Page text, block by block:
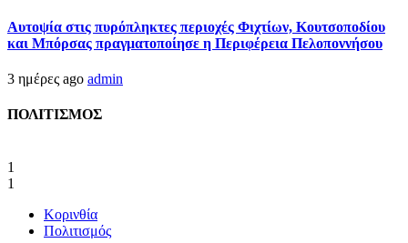
Αυτοψία στις πυρόπληκτες περιοχές Φιχτίων, Κουτσοποδίου
και Μπόρσας πραγματοποίησε η Περιφέρεια Πελοποννήσου
3 ημέρες ago admin
ΠΟΛΙΤΙΣΜΟΣ
1
1
Κορινθία
Πολιτισμός